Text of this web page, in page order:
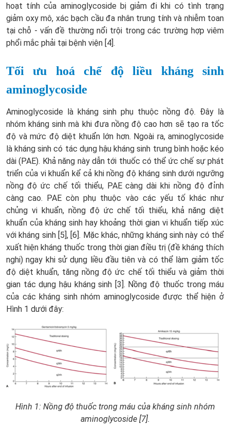
hoạt tính của aminoglycoside bị giảm đi khi có tình trạng
giảm oxy mô, xác bạch cầu đa nhân trung tính và nhiễm toan
tại chỗ - vấn đề thường nổi trội trong các trường hợp viêm
phổi mắc phải tại bệnh viện [4].
Tối ưu hoá chế độ liều kháng sinh
aminoglycoside
Aminoglycoside là kháng sinh phụ thuộc nồng độ. Đây là
nhóm kháng sinh mà khi đưa nồng độ cao hơn sẽ tạo ra tốc
độ và mức độ diệt khuẩn lớn hơn. Ngoài ra, aminoglycoside
là kháng sinh có tác dụng hậu kháng sinh trung bình hoặc kéo
dài (PAE). Khả năng này dẫn tới thuốc có thể ức chế sự phát
triển của vi khuẩn kể cả khi nồng độ kháng sinh dưới ngưỡng
nồng độ ức chế tối thiểu, PAE càng dài khi nồng độ đỉnh
càng cao. PAE còn phụ thuộc vào các yếu tố khác như
chủng vi khuẩn, nồng độ ức chế tối thiểu, khả năng diệt
khuẩn của kháng sinh hay khoảng thời gian vi khuẩn tiếp xúc
với kháng sinh [5], [6]. Mặc khác, những kháng sinh này có thể
xuất hiện kháng thuốc trong thời gian điều trị (đề kháng thích
nghi) ngay khi sử dụng liều đầu tiên và có thể làm giảm tốc
độ diệt khuẩn, tăng nồng độ ức chế tối thiểu và giảm thời
gian tác dụng hậu kháng sinh [3]. Nồng độ thuốc trong máu
của các kháng sinh nhóm aminoglycoside được thể hiện ở
Hình 1 dưới đây:
Hình 1:Nồng độ thuốc trong máu của kháng sinh nhóm
aminoglycoside [7].